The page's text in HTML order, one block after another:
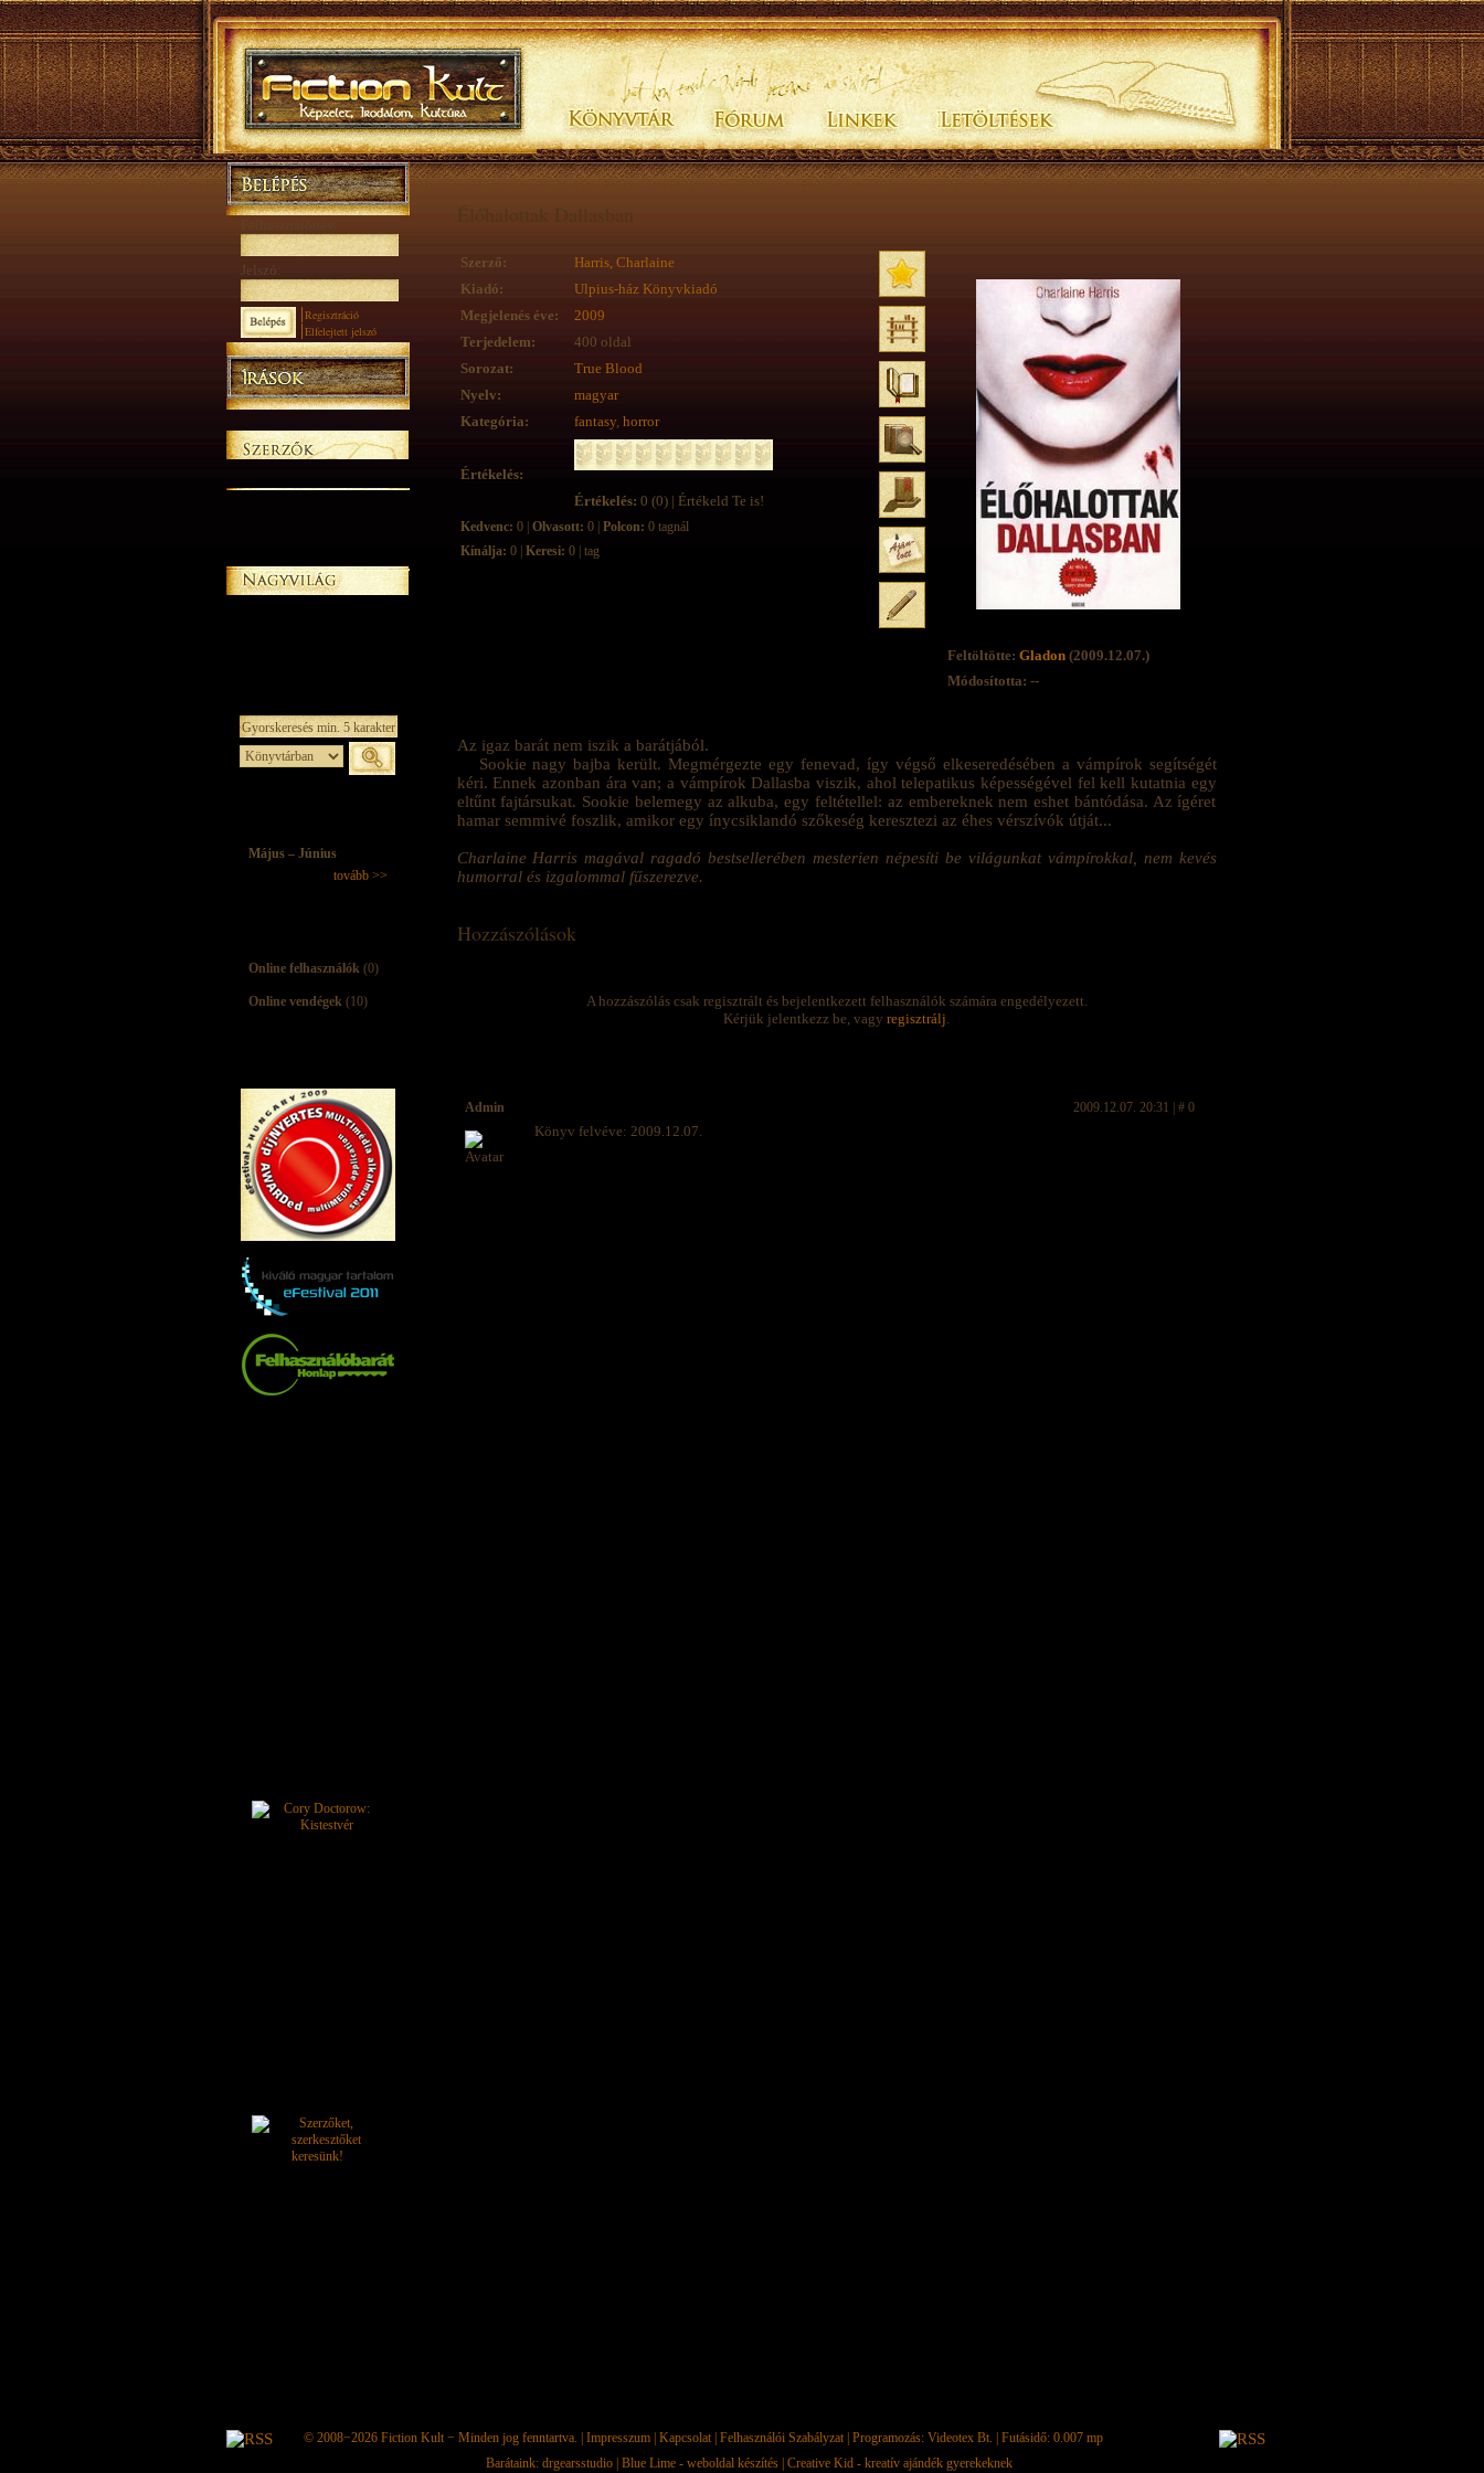
Jelszó:
Regisztráció
Elfelejtett jelszó
Május – Június
tovább >>
Online felhasználók (0)
Online vendégek(10)
Élőhalottak Dallasban
Feltöltötte: Gladon(2009.12.07.)
Módosította: --
Szerző:
Harris, Charlaine
Kiadó:
Ulpius-ház Könyvkiadó
Megjelenés éve:
2009
Terjedelem:
400 oldal
Sorozat:
True Blood
Nyelv:
magyar
Kategória:
fantasy, horror
Értékelés:
Értékelés: 0 (0) | Értékeld Te is!
Kedvenc: 0 | Olvasott: 0 | Polcon: 0 tagnál
Kínálja: 0 | Keresi: 0 | tag
Az igaz barát nem iszik a barátjából.
Sookie nagy bajba került. Megmérgezte egy fenevad, így végső elkeseredésében a vámpírok segítségét
kéri. Ennek azonban ára van; a vámpírok Dallasba viszik, ahol telepatikus képességével fel kell kutatnia egy
eltűnt fajtársukat. Sookie belemegy az alkuba, egy feltétellel: az embereknek nem eshet bántódása. Az ígéret
hamar semmivé foszlik, amikor egy ínycsiklandó szőkeség keresztezi az éhes vérszívók útját...
Charlaine Harris magával ragadó bestsellerében mesterien népesíti be világunkat vámpírokkal, nem kevés
humorral és izgalommal fűszerezve.
Hozzászólások
A hozzászólás csak regisztrált és bejelentkezett felhasználók számára engedélyezett.
Kérjük jelentkezz be, vagy regisztrálj.
Admin 2009.12.07. 20:31 | # 0
Könyv felvéve: 2009.12.07.
© 2008−2026 Fiction Kult− Minden jog fenntartva. | Impresszum| Kapcsolat| Felhasználói Szabályzat| Programozás: Videotex Bt. | Futásidő: 0.007 mp
Barátaink: drgearsstudio| Blue Lime - weboldal készítés| Creative Kid - kreatív ajándék gyerekeknek